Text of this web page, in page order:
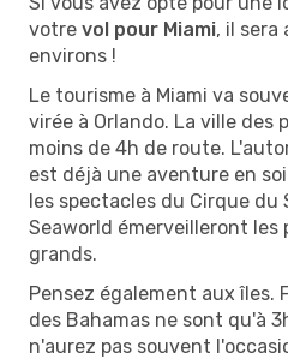
votre vol pour Miami, il sera
environs !
Le tourisme à Miami va
virée à Orlando. La ville des
moins de 4h de route.
est déjà une aventure en
les spectacles du Cirque du
Seaworld émerveilleront les
grands.
Pensez également aux îles.
des Bahamas ne sont qu'à
n'aurez pas souvent